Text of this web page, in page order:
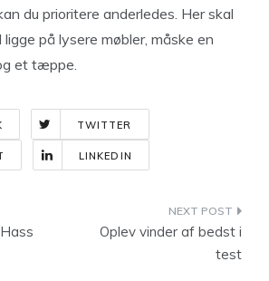
du prioritere anderledes. Her skal
på lysere møbler, måske en
et tæppe.
TWITTER
LINKEDIN
Oplev vinder af bedst i
test